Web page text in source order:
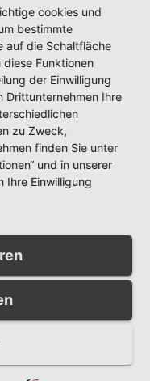
zum
2026:
am
2026
cookies und
bestimmte
auf die Schaltfläche
diese Funktionen
der Einwilligung
Drittunternehmen Ihre
zu Zweck,
finden Sie unter
und in unserer
Ihre Einwilligung